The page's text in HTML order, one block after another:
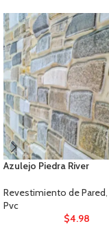
Azulejo Piedra River
Revestimiento de Pared,
Pvc
$4.98